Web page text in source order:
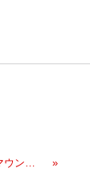
応用分野『チップマウンター（表面実装機）』をアップいたしました。